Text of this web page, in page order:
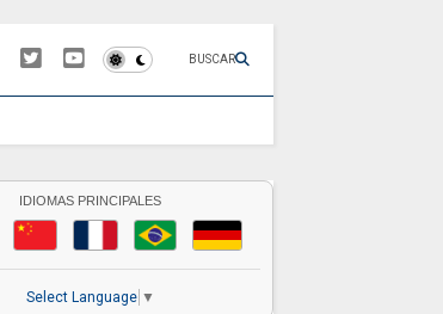
BUSCAR
IDIOMAS PRINCIPALES
Select Language ▼